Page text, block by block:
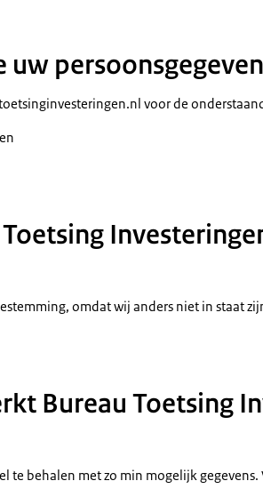
voor de
omdat wij anders niet in staat
Bureau Toetsing
te behalen met zo min mogelijk gegevens.